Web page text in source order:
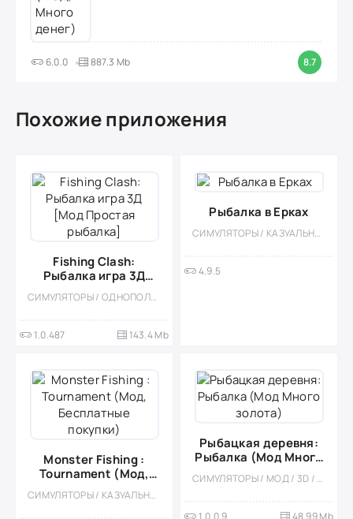
6.0.0 887.3 Mb 8.7
Похожие приложения
Fishing Clash:
Рыбалка игра 3Д
[Мод Простая
рыбалка]
СИМУЛЯТОРЫ / ОДНОПОЛЬЗОВАТЕЛЬСКИЕ / РЕАЛИЗМ / РЫБАЛКА / 3D / МОД
1.0.487 143.4 Mb
Рыбалка в Ерках
СИМУЛЯТОРЫ / КАЗУАЛЬНЫЕ / ОДНОПОЛЬЗОВАТЕЛЬСКИЕ / РЕАЛИЗМ / ОФЛАЙН / МОД / МАЛЕНЬКАЯ / РЫБАЛКА
4.9.5
Monster Fishing :
Tournament (Мод,
Бесплатные покупки)СИМУЛЯТОРЫ / КАЗУАЛЬНЫЕ / МНОГОПОЛЬЗОВАТЕЛЬСКАЯ / СОРЕВНОВАТЕЛЬНАЯ / ОДНОПОЛЬЗОВАТЕЛЬСКИЕ / РЕАЛИЗМ / ОФЛАЙН / МОД / ВСТРОЕННЫЙ КЕШ / ОТ ПЕРВОГО ЛИЦА / РЫБАЛКА
Рыбацкая деревня:
Рыбалка (Мод Много
золота)
СИМУЛЯТОРЫ / МОД / 3D / ОДНОПОЛЬЗОВАТЕЛЬСКИЕ / ОФЛАЙН / РЫБАЛКА
1.0.0.9 48.99 Mb